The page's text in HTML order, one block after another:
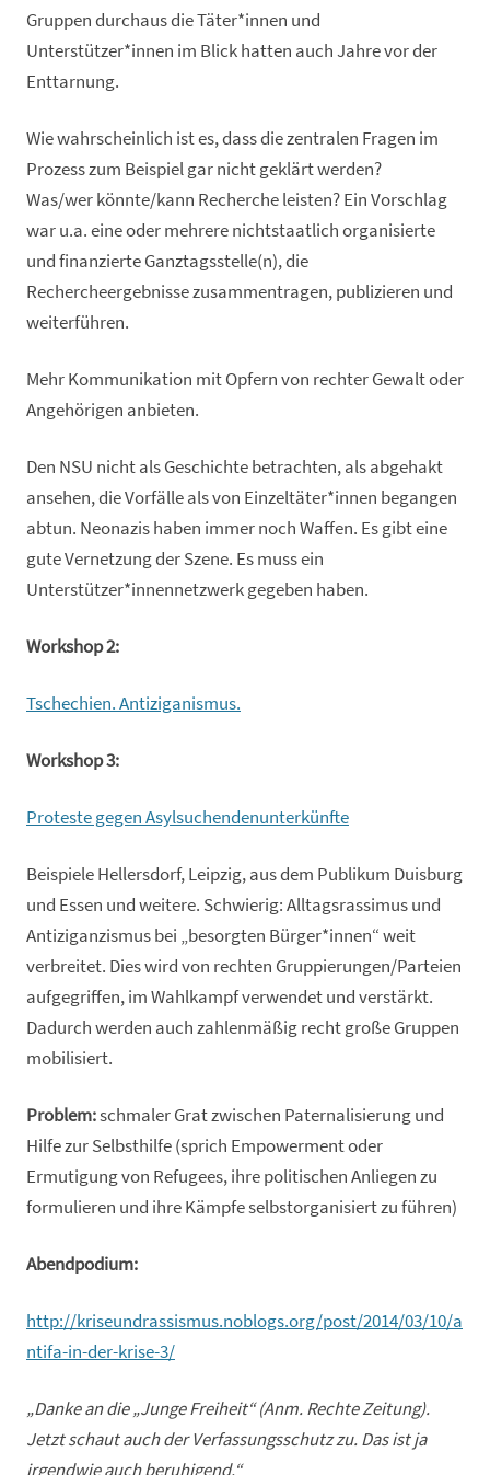
Gruppen durchaus die Täter*innen und
Unterstützer*innen im Blick hatten auch Jahre vor der
Enttarnung.
Wie wahrscheinlich ist es, dass die zentralen Fragen im
Prozess zum Beispiel gar nicht geklärt werden?
Was/wer könnte/kann Recherche leisten? Ein Vorschlag
war u.a. eine oder mehrere nichtstaatlich organisierte
und finanzierte Ganztagsstelle(n), die
Rechercheergebnisse zusammentragen, publizieren und
weiterführen.
Mehr Kommunikation mit Opfern von rechter Gewalt oder
Angehörigen anbieten.
Den NSU nicht als Geschichte betrachten, als abgehakt
ansehen, die Vorfälle als von Einzeltäter*innen begangen
abtun. Neonazis haben immer noch Waffen. Es gibt eine
gute Vernetzung der Szene. Es muss ein
Unterstützer*innennetzwerk gegeben haben.
Workshop 2:
Tschechien. Antiziganismus.
Workshop 3:
Proteste gegen Asylsuchendenunterkünfte
Beispiele Hellersdorf, Leipzig, aus dem Publikum Duisburg
und Essen und weitere. Schwierig: Alltagsrassimus und
Antiziganzismus bei „besorgten Bürger*innen“ weit
verbreitet. Dies wird von rechten Gruppierungen/Parteien
aufgegriffen, im Wahlkampf verwendet und verstärkt.
Dadurch werden auch zahlenmäßig recht große Gruppen
mobilisiert.
Problem:schmaler Grat zwischen Paternalisierung und
Hilfe zur Selbsthilfe (sprich Empowerment oder
Ermutigung von Refugees, ihre politischen Anliegen zu
formulieren und ihre Kämpfe selbstorganisiert zu führen)
Abendpodium:
http://kriseundrassismus.noblogs.org/post/2014/03/10/a
ntifa-in-der-krise-3/
„Danke an die „Junge Freiheit“ (Anm. Rechte Zeitung).
Jetzt schaut auch der Verfassungsschutz zu. Das ist ja
irgendwie auch beruhigend.“